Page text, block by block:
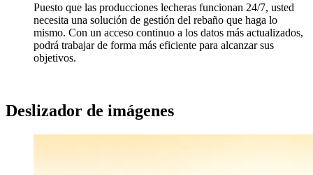
Puesto que las producciones lecheras funcionan 24/7, usted
necesita una solución de gestión del rebaño que haga lo
mismo. Con un acceso continuo a los datos más actualizados,
podrá trabajar de forma más eficiente para alcanzar sus
objetivos.
Deslizador de imágenes